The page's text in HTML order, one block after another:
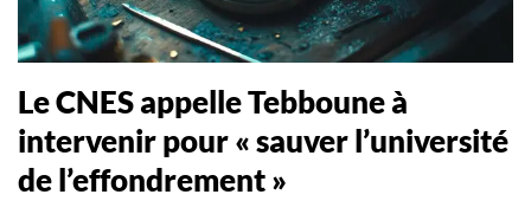
Le CNES appelle Tebboune à
intervenir pour « sauver l’université
de l’effondrement »